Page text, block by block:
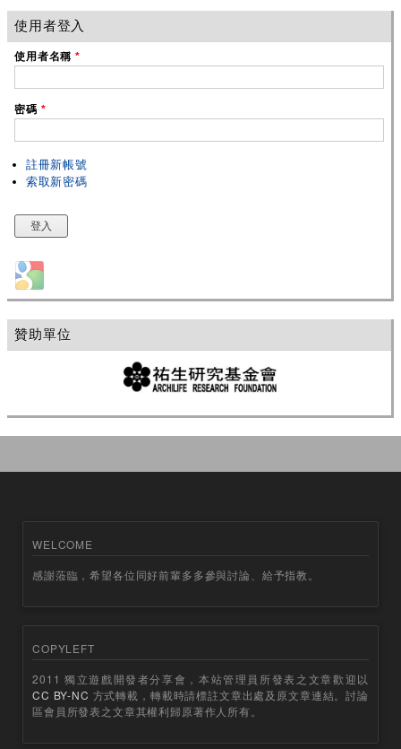
使用者登入
使用者名稱*
密碼 *
註冊新帳號
索取新密碼
Login with Google
贊助單位
WELCOME
感謝蒞臨，希望各位同好前輩多多參與討論、給予指教。
COPYLEFT
2011 獨立遊戲開發者分享會，本站管理員所發表之文章歡迎以
CC BY-NC 方式轉載，轉載時請標註文章出處及原文章連結。討論
區會員所發表之文章其權利歸原著作人所有。